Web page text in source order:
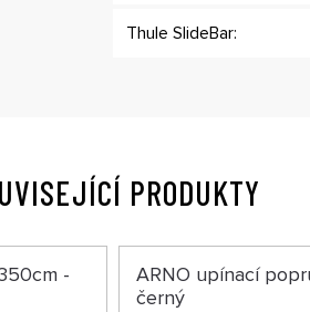
Thule SlideBar:
PRODUKTY
-
ARNO upínací
černý